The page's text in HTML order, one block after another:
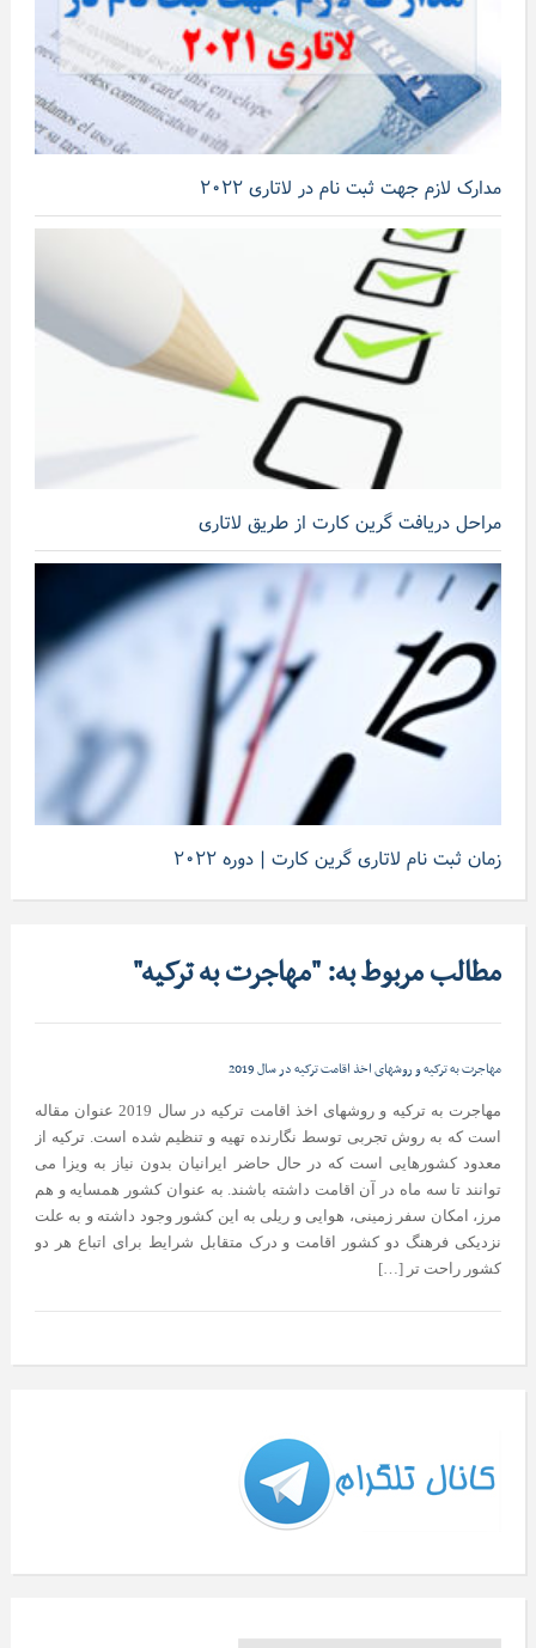
مدارک لازم جهت ثبت نام در لاتاری ۲۰۲۲
مراحل دریافت گرین کارت از طریق لاتاری
زمان ثبت نام لاتاری گرین کارت | دوره ۲۰۲۲
مطالب مربوط به: "مهاجرت به ترکیه"
مهاجرت به ترکیه و روشهای اخذ اقامت ترکیه در سال 2019
مهاجرت به ترکیه و روشهای اخذ اقامت ترکیه در سال 2019 عنوان مقاله
است که به روش تجربی توسط نگارنده تهیه و تنظیم شده است. ترکیه از
معدود کشورهایی است که در حال حاضر ایرانیان بدون نیاز به ویزا می
توانند تا سه ماه در آن اقامت داشته باشند. به عنوان کشور همسایه و هم
مرز، امکان سفر زمینی، هوایی و ریلی به این کشور وجود داشته و به علت
نزدیکی فرهنگ دو کشور اقامت و درک متقابل شرایط برای اتباع هر دو
کشور راحت تر […]